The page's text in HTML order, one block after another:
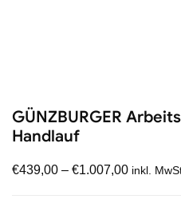
GÜNZBURGER
Handlauf
€439,00 – €1.007,00 inkl.